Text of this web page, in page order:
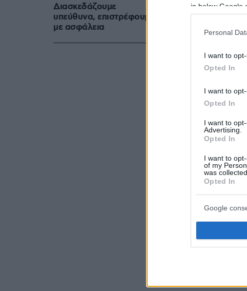
in below Google
Personal
I want to
Opted In
I want to
Opted In
I want to
Advertising.
Opted In
I want to
of my
was collected.
Opted In
Google
Θρίλερ στην
αλλαγή της
Διασκεδάζουμε
υπεύθυνα, επιστρέφουμε
με ασφάλεια